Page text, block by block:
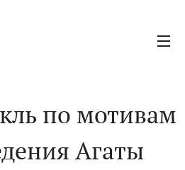
по мотивам
Агаты